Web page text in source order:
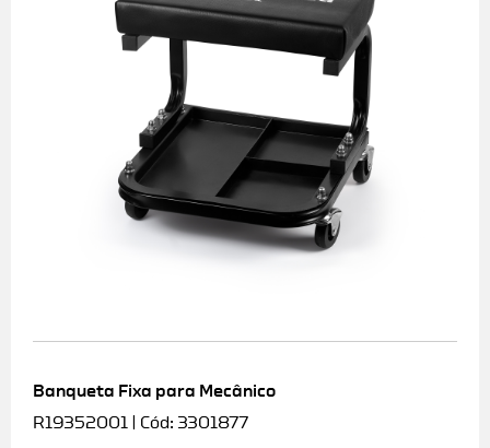
Banqueta Fixa para Mecânico
R19352001 | Cód: 3301877